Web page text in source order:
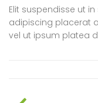
Elit suspendisse ut
adipiscing placerat
vel ut ipsum platea